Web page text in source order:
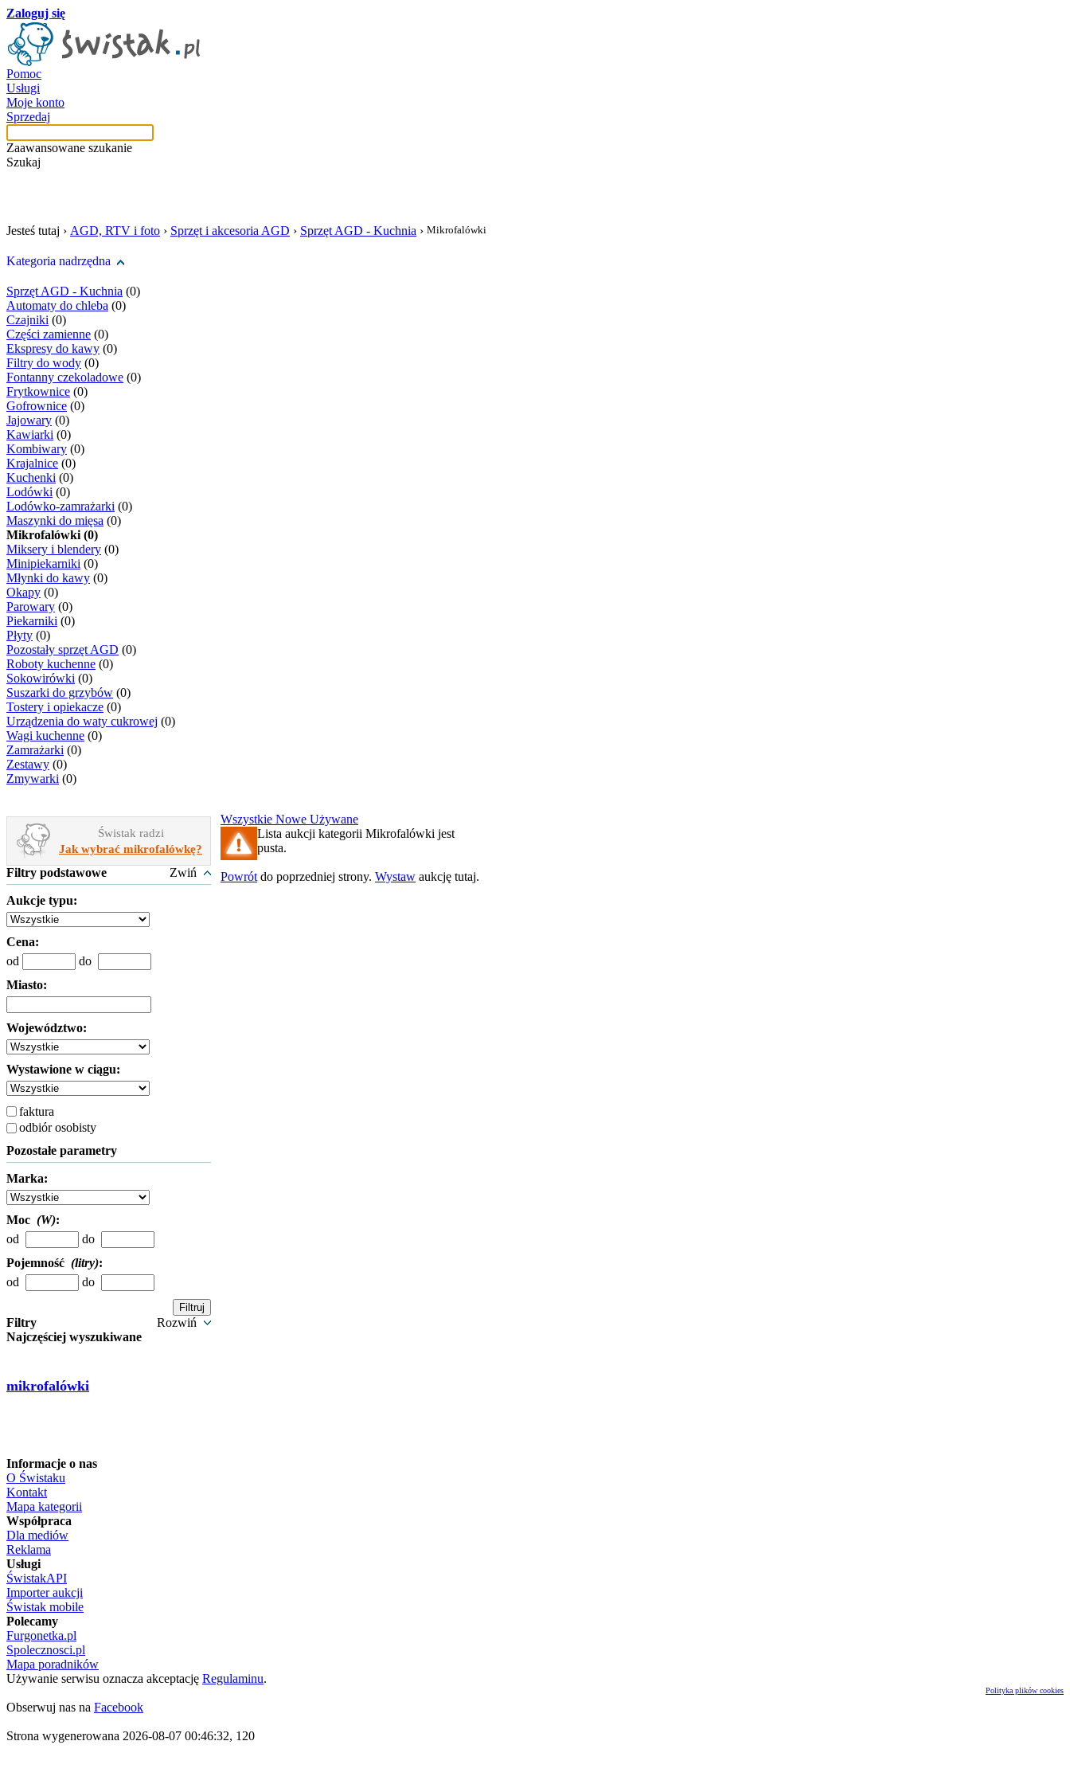
Zaloguj się
Pomoc
Usługi
Moje konto
Sprzedaj
Zaawansowane szukanie
Szukaj
Jesteś tutaj › AGD, RTV i foto › Sprzęt i akcesoria AGD › Sprzęt AGD - Kuchnia › Mikrofalówki
Kategoria nadrzędna
Sprzęt AGD - Kuchnia (0)
Automaty do chleba (0)
Czajniki (0)
Części zamienne (0)
Ekspresy do kawy (0)
Filtry do wody (0)
Fontanny czekoladowe (0)
Frytkownice (0)
Gofrownice (0)
Jajowary (0)
Kawiarki (0)
Kombiwary (0)
Krajalnice (0)
Kuchenki (0)
Lodówki (0)
Lodówko-zamrażarki (0)
Maszynki do mięsa (0)
Mikrofalówki (0)
Miksery i blendery (0)
Minipiekarniki (0)
Młynki do kawy (0)
Okapy (0)
Parowary (0)
Piekarniki (0)
Płyty (0)
Pozostały sprzęt AGD (0)
Roboty kuchenne (0)
Sokowirówki (0)
Suszarki do grzybów (0)
Tostery i opiekacze (0)
Urządzenia do waty cukrowej (0)
Wagi kuchenne (0)
Zamrażarki (0)
Zestawy (0)
Zmywarki (0)
Świstak radzi
Jak wybrać mikrofalówkę?
Filtry podstawowe Zwiń
Aukcje typu:
Cena:
od
do
Miasto:
Województwo:
Wystawione w ciągu:
faktura
odbiór osobisty
Pozostałe parametry
Marka:
Moc (W):
od
do
Pojemność (litry):
od
do
Filtry
Rozwiń
Najczęściej wyszukiwane
mikrofalówki
Wszystkie Nowe Używane
Lista aukcji kategorii Mikrofalówki jest
pusta.
Powrót do poprzedniej strony. Wystaw aukcję tutaj.
Informacje o nas
O Świstaku
Kontakt
Mapa kategorii
Współpraca
Dla mediów
Reklama
Usługi
ŚwistakAPI
Importer aukcji
Świstak mobile
Polecamy
Furgonetka.pl
Spolecznosci.pl
Mapa poradników
Używanie serwisu oznacza akceptację Regulaminu.
Polityka plików cookies
Obserwuj nas na Facebook
Strona wygenerowana 2026-08-07 00:46:32, 120